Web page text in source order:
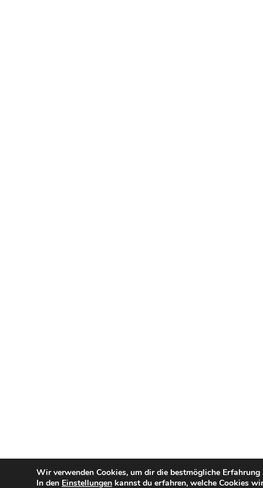
Wir verwenden Cookies, um dir die bestmögliche
In den Einstellungen kannst du erfahren, welche Cookies